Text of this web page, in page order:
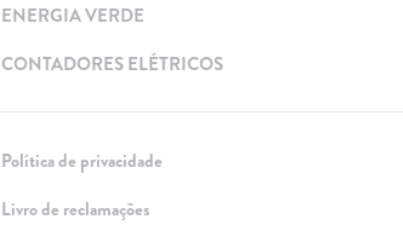
ENERGIA VERDE
CONTADORES ELÉTRICOS
Política de privacidade
Livro de reclamações